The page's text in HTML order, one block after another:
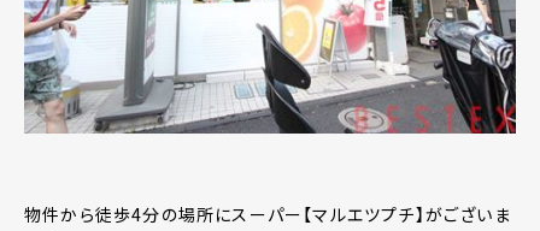
物件から徒歩4分の場所にスーパー【マルエツプチ】がございま